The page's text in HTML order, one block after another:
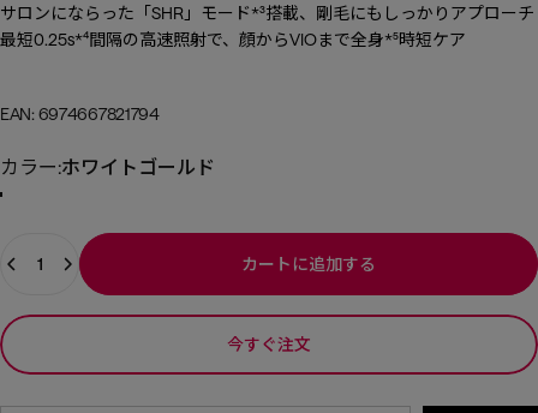
サロンにならった「SHR」モード*³搭載、剛毛にもしっかりアプローチ
最短0.25s*⁴間隔の高速照射で、顔からVIOまで全身*⁵時短ケア
EAN: 6974667821794
カラー
カラー:ホワイトゴールド
カートに追加する
今すぐ注文